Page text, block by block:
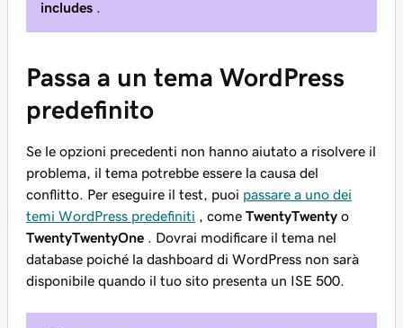
includes
Passa a un tema WordPress
predefinito
Se le opzioni precedenti non hanno aiutato a risolvere il
problema, il tema potrebbe essere la causa del
conflitto. Per eseguire il test, puoi passare a uno dei
temi WordPress predefiniti , come TwentyTwenty o
TwentyTwentyOne . Dovrai modificare il tema nel
database poiché la dashboard di WordPress non sarà
disponibile quando il tuo sito presenta un ISE 500.